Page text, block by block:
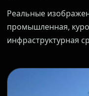
Реальные
промышленная,
инфраструктурная